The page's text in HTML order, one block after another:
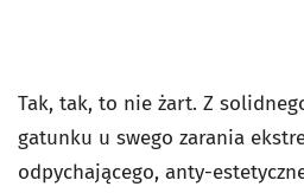
Tak, tak, to nie żart. Z
gatunku u swego zarania
odpychającego, anty-